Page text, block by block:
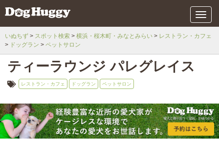
メ
ニ
ュ
いぬちず スポット検索 横浜・桜木町・みなとみらい
レストラン・カフェ
ドッグラン
ペットサロン
ティーラウンジ パレグレイス
レストラン・カフェ ドッグラン ペットサロン